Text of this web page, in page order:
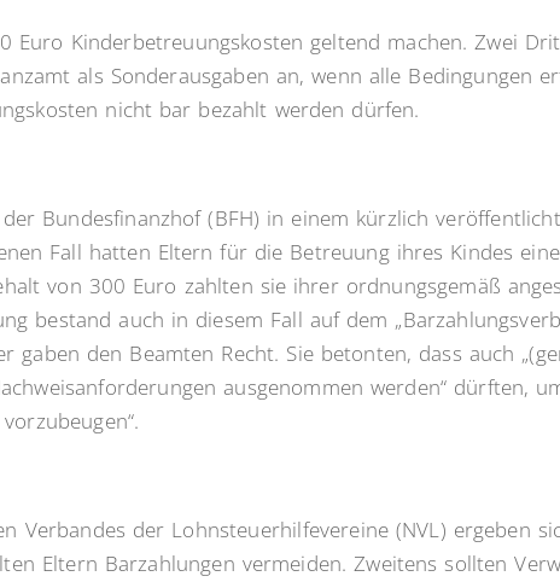
Euro Kinderbetreuungskosten geltend machen. Zwei
als Sonderausgaben an, wenn alle Bedingungen
nicht bar bezahlt werden dürfen.
Bundesfinanzhof (BFH) in einem kürzlich
Fall hatten Eltern für die Betreuung ihres Kindes
von 300 Euro zahlten sie ihrer ordnungsgemäß
bestand auch in diesem Fall auf dem
gaben den Beamten Recht. Sie betonten, dass auch
ausgenommen werden“ dürften,
Verbandes der Lohnsteuerhilfevereine (NVL) ergeben
Eltern Barzahlungen vermeiden. Zweitens sollten